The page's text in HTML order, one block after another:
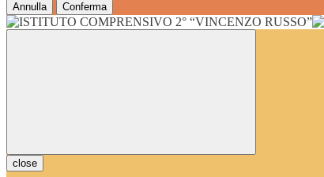
Annulla Conferma
close